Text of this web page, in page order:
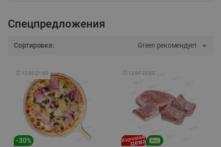
Спецпредложения
Сортировка: Green рекомендует
🕘 12:00-21:00
-30%
🕘 12:00-20:00